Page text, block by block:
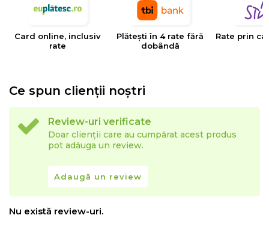
Card online, inclusiv
rate
Plătești în 4 rate fără
dobândă
Rate prin
Ce spun clienții noștri
Review-uri verificate
Doar clienții care au cumpărat acest produs
pot adăuga un review.
Adaugă un review
Nu există review-uri.